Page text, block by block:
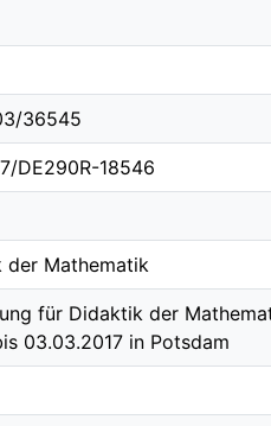
36545
DE290R-18546
der Mathematik
für Didaktik der
03.03.2017 in Potsdam